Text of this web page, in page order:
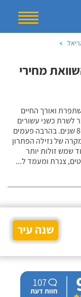
מחירי
ואורך החיים
לשרת כשני עשורים
היום רוב הסיכויים שנצטרך להחליפם לאחר 8-10 שנים. בהרבה פעמים
של נזילה הפתרון
שמש זולות יותר
צנרת ומעמד ל...
שנה עיר
107
חוות דעת